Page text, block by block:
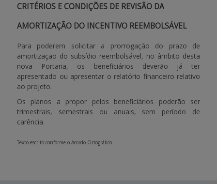
CRITÉRIOS E CONDIÇÕES DE REVISÃO DA
AMORTIZAÇÃO DO INCENTIVO REEMBOLSÁVEL
Para poderem solicitar a prorrogação do prazo de
amortização do subsídio reembolsável, no âmbito desta
nova Portaria, os beneficiários deverão já ter
apresentado ou apresentar o relatório financeiro relativo
ao projeto.
Os planos a propor pelos beneficiários poderão ser
trimestrais, semestrais ou anuais, sem período de
carência.
Texto escrito conforme o Acordo Ortográfico.